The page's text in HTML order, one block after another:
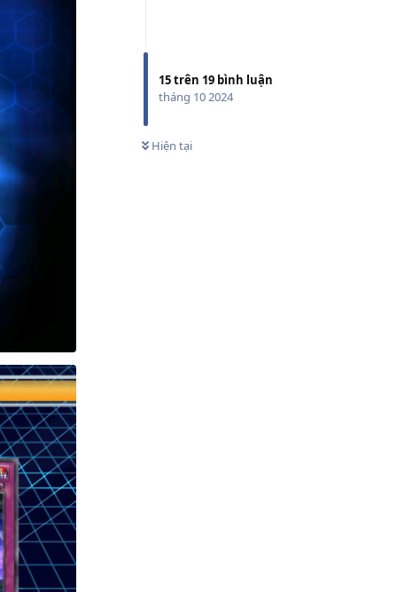
15trên 19 bình luận
tháng 10 2024
Hiện tại